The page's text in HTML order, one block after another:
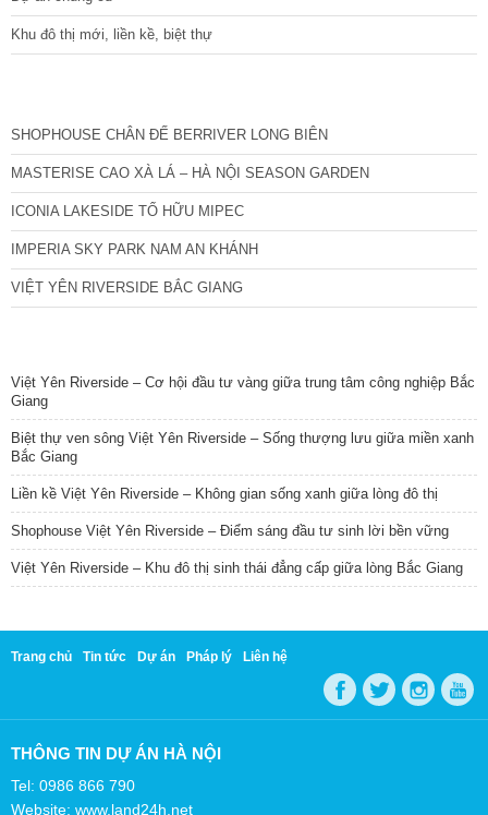
Khu đô thị mới, liền kề, biệt thự
SHOPHOUSE CHÂN ĐẾ BERRIVER LONG BIÊN
MASTERISE CAO XÀ LÁ – HÀ NỘI SEASON GARDEN
ICONIA LAKESIDE TỐ HỮU MIPEC
IMPERIA SKY PARK NAM AN KHÁNH
VIỆT YÊN RIVERSIDE BẮC GIANG
Việt Yên Riverside – Cơ hội đầu tư vàng giữa trung tâm công nghiệp Bắc
Giang
Biệt thự ven sông Việt Yên Riverside – Sống thượng lưu giữa miền xanh
Bắc Giang
Liền kề Việt Yên Riverside – Không gian sống xanh giữa lòng đô thị
Shophouse Việt Yên Riverside – Điểm sáng đầu tư sinh lời bền vững
Việt Yên Riverside – Khu đô thị sinh thái đẳng cấp giữa lòng Bắc Giang
Trang chủ Tin tức Dự án Pháp lý Liên hệ
THÔNG TIN DỰ ÁN HÀ NỘI
Tel: 0986 866 790
Website: www.land24h.net